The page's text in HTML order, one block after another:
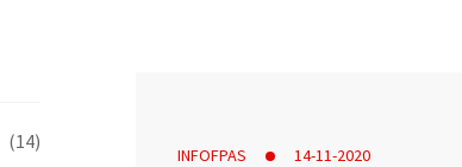
INFOFPAS 14-11-2020
(14)